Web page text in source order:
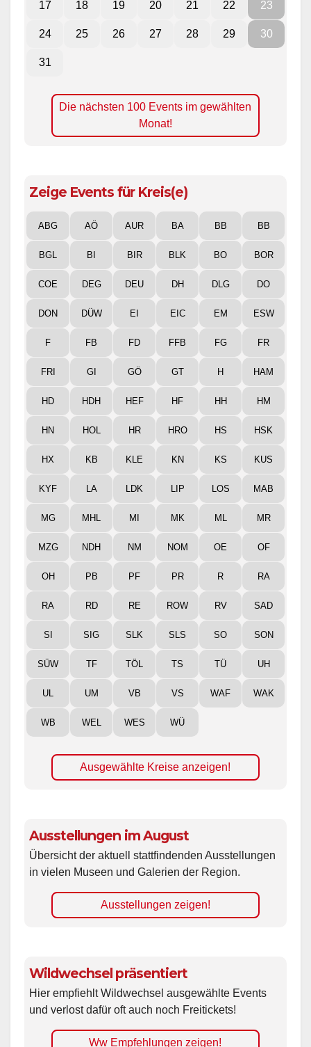
17 18 19 20 21 22 23
24 25 26 27 28 29 30
31
Die nächsten 100 Events im gewählten
Monat!
Zeige Events für Kreis(e)
ABG AÖ AUR BA BB BB
BGL BI BIR BLK BO BOR
COE DEG DEU DH DLG DO
DON DÜW EI EIC EM ESW
F FB FD FFB FG FR
FRI GI GÖ GT H HAM
HD HDH HEF HF HH HM
HN HOL HR HRO HS HSK
HX KB KLE KN KS KUS
KYF LA LDK LIP LOS MAB
MG MHL MI MK ML MR
MZG NDH NM NOM OE OF
OH PB PF PR R RA
RA RD RE ROW RV SAD
SI SIG SLK SLS SO SON
SÜW TF TÖL TS TÜ UH
UL UM VB VS WAF WAK
WB WEL WES WÜ
Ausgewählte Kreise anzeigen!
Ausstellungen im August
Übersicht der aktuell stattfindenden Ausstellungen
in vielen Museen und Galerien der Region.
Ausstellungen zeigen!
Wildwechsel präsentiert
Hier empfiehlt Wildwechsel ausgewählte Events
und verlost dafür oft auch noch Freitickets!
Ww Empfehlungen zeigen!